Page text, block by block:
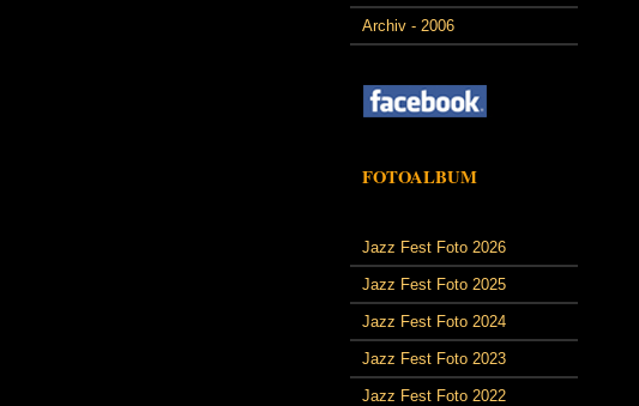
Archiv - 2006
FOTOALBUM
Jazz Fest Foto 2026
Jazz Fest Foto 2025
Jazz Fest Foto 2024
Jazz Fest Foto 2023
Jazz Fest Foto 2022